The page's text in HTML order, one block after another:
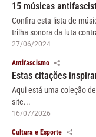
15 músicas
Confira esta lista de
trilha sonora da luta
27/06/2024
Antifascismo
Estas citações
Aqui está uma coleção
site...
16/07/2026
Cultura e Esporte